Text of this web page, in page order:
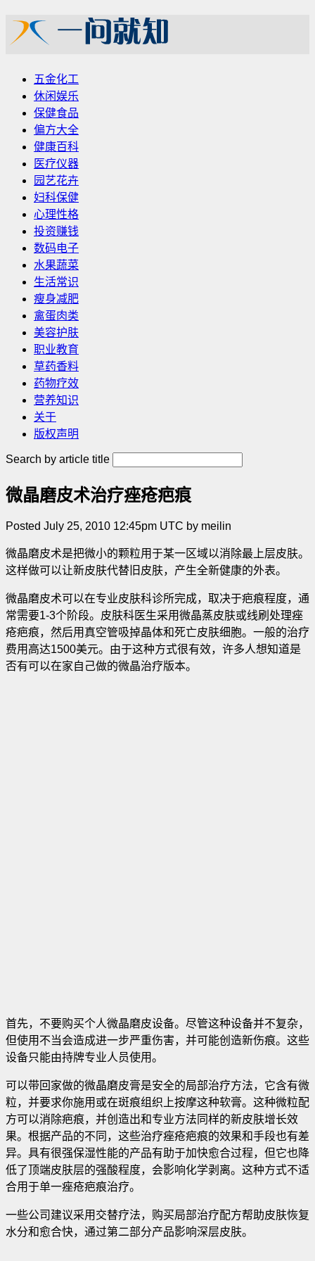
五金化工
休闲娱乐
保健食品
偏方大全
健康百科
医疗仪器
园艺花卉
妇科保健
心理性格
投资赚钱
数码电子
水果蔬菜
生活常识
瘦身减肥
禽蛋肉类
美容护肤
职业教育
草药香料
药物疗效
营养知识
关于
版权声明
Search by article title
微晶磨皮术治疗痤疮疤痕
Posted July 25, 2010 12:45pm UTC by meilin
微晶磨皮术是把微小的颗粒用于某一区域以消除最上层皮肤。
这样做可以让新皮肤代替旧皮肤，产生全新健康的外表。
微晶磨皮术可以在专业皮肤科诊所完成，取决于疤痕程度，通
常需要1-3个阶段。皮肤科医生采用微晶蒸皮肤或线刷处理痤
疮疤痕，然后用真空管吸掉晶体和死亡皮肤细胞。一般的治疗
费用高达1500美元。由于这种方式很有效，许多人想知道是
否有可以在家自己做的微晶治疗版本。
首先，不要购买个人微晶磨皮设备。尽管这种设备并不复杂，
但使用不当会造成进一步严重伤害，并可能创造新伤痕。这些
设备只能由持牌专业人员使用。
可以带回家做的微晶磨皮膏是安全的局部治疗方法，它含有微
粒，并要求你施用或在斑痕组织上按摩这种软膏。这种微粒配
方可以消除疤痕，并创造出和专业方法同样的新皮肤增长效
果。根据产品的不同，这些治疗痤疮疤痕的效果和手段也有差
异。具有很强保湿性能的产品有助于加快愈合过程，但它也降
低了顶端皮肤层的强酸程度，会影响化学剥离。这种方式不适
合用于单一痤疮疤痕治疗。
一些公司建议采用交替疗法，购买局部治疗配方帮助皮肤恢复
水分和愈合快，通过第二部分产品影响深层皮肤。